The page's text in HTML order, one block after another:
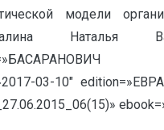
модели
Наталья
03-10″